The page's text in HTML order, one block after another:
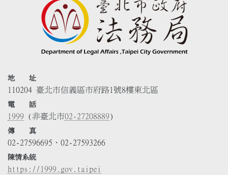
地 址
110204 臺北市信義區市府路1號8樓東北區
電 話
1999 (非臺北市02-27208889)
傳 真
02-27596695、02-27593266
陳情系統
https://1999.gov.taipei